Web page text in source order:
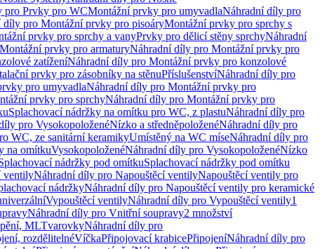
pro Prvky pro WCMontážní prvky pro umyvadlaNáhradní díly pro
díly pro Montážní prvky pro pisoáryMontážní prvky pro sprchy s
prvky pro sprchy a vanyPrvky pro dělicí stěny sprchyNáhradní
Montážní prvky pro armaturyNáhradní díly pro Montážní prvky pro
zatíženíNáhradní díly pro Montážní prvky pro konzolové
prvky pro zásobníky na stěnuPříslušenstvíNáhradní díly pro
pro umyvadlaNáhradní díly pro Montážní prvky pro
prvky pro sprchyNáhradní díly pro Montážní prvky pro
Splachovací nádržky na omítku pro WC, z plastuNáhradní díly pro
pro VysokopoloženéNízko a středněpoloženéNáhradní díly pro
WC, ze sanitární keramikyUmístěný na WC míseNáhradní díly pro
na omítkuVysokopoloženéNáhradní díly pro VysokopoloženéNízko
nádržky pod omítkuSplachovací nádržky pod omítku
ventilyNáhradní díly pro Napouštěcí ventilyNapouštěcí ventily pro
nádržkyNáhradní díly pro Napouštěcí ventily pro keramické
Vypouštěcí ventilyNáhradní díly pro Vypouštěcí ventily1
Náhradní díly pro Vnitřní soupravy2 množství
MLTvarovkyNáhradní díly pro
rozdělitelnéVíčkaPřipojovací krabicePřipojeníNáhradní díly pro